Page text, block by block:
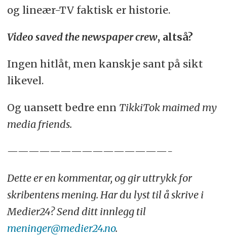
og lineær-TV faktisk er historie.
Video saved the newspaper crew, altså?
Ingen hitlåt, men kanskje sant på sikt
likevel.
Og uansett bedre enn TikkiTok maimed my
media friends.
———————————————-
Dette er en kommentar, og gir uttrykk for
skribentens mening. Har du lyst til å skrive i
Medier24? Send ditt innlegg til
meninger@medier24.no.